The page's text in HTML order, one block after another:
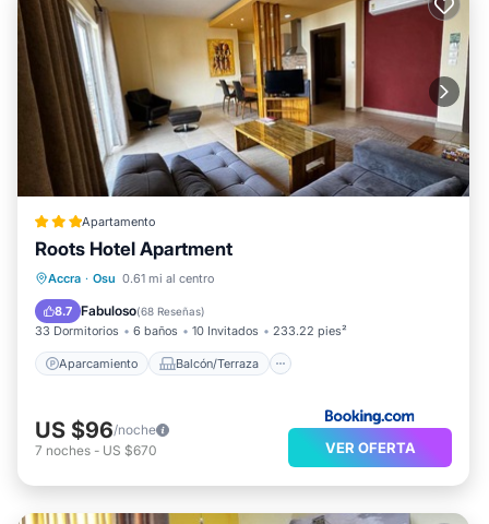
Apartamento
Roots Hotel Apartment
Accra · Osu 0.61 mi al centro
8.7 Fabuloso(68 Reseñas)
33 Dormitorios 6 baños 10 Invitados 233.22 pies²
Aparcamiento Balcón/Terraza
Aparcamiento
Aire acondicionado
US $96/noche
7 noches - US $670 VER OFERTA